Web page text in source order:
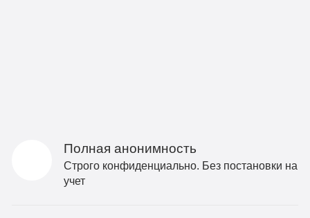
Полная анонимность
Строго конфиденциально. Без постановки на
учет